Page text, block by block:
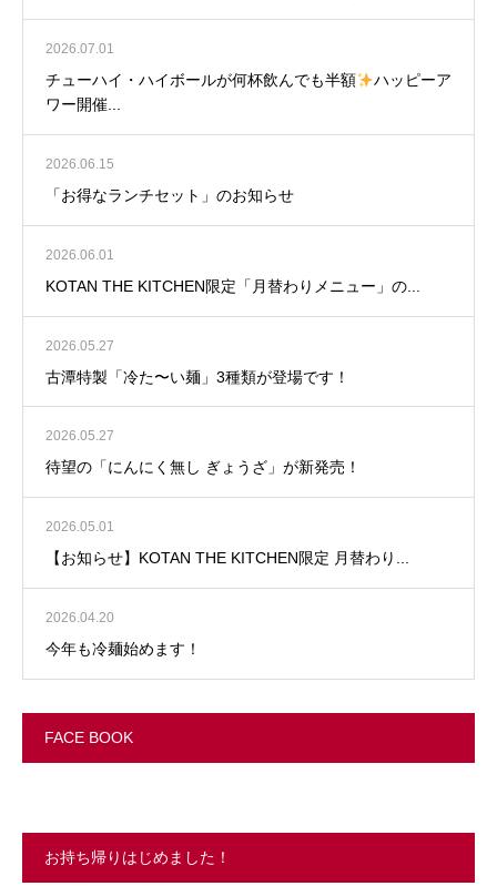
2026.07.01
チューハイ・ハイボールが何杯飲んでも半額
ハッピーア
ワー開催...
2026.06.15
「お得なランチセット」のお知らせ
2026.06.01
KOTAN THE KITCHEN限定「月替わりメニュー」の...
2026.05.27
古潭特製「冷た〜い麺」3種類が登場です！
2026.05.27
待望の「にんにく無し ぎょうざ」が新発売！
2026.05.01
【お知らせ】KOTAN THE KITCHEN限定 月替わり...
2026.04.20
今年も冷麺始めます！
FACE BOOK
お持ち帰りはじめました！